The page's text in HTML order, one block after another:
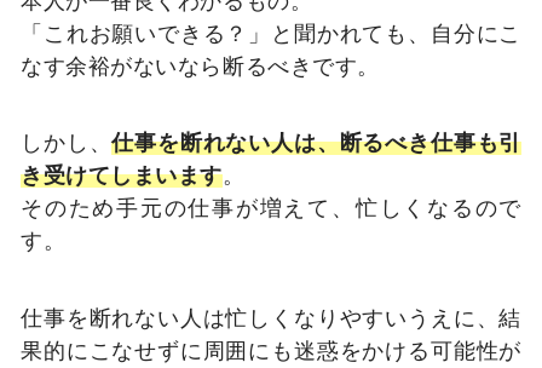
「これお願いできる？」と聞かれても、自分にこ
なす余裕がないなら断るべきです。
しかし、仕事を断れない人は、断るべき仕事も引
き受けてしまいます。
そのため手元の仕事が増えて、忙しくなるので
す。
仕事を断れない人は忙しくなりやすいうえに、結
果的にこなせずに周囲にも迷惑をかける可能性が